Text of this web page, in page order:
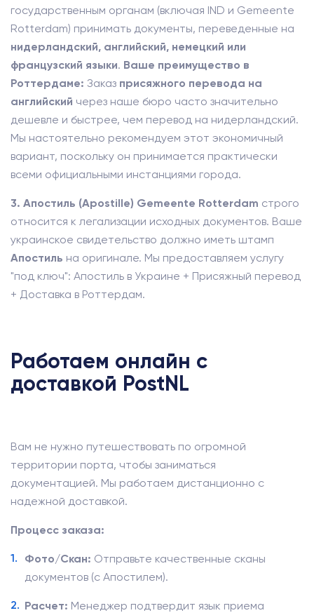
государственным органам (включая IND и Gemeente
Rotterdam) принимать документы, переведенные на
нидерландский, английский, немецкий или
французский языки. Ваше преимущество в
Роттердаме: Заказ присяжного перевода на
английский через наше бюро часто значительно
дешевле и быстрее, чем перевод на нидерландский.
Мы настоятельно рекомендуем этот экономичный
вариант, поскольку он принимается практически
всеми официальными инстанциями города.
3. Апостиль (Apostille) Gemeente Rotterdam строго
относится к легализации исходных документов. Ваше
украинское свидетельство должно иметь штамп
Апостиль на оригинале. Мы предоставляем услугу
"под ключ": Апостиль в Украине + Присяжный перевод
+ Доставка в Роттердам.
Работаем онлайн с
доставкой PostNL
Вам не нужно путешествовать по огромной
территории порта, чтобы заниматься
документацией. Мы работаем дистанционно с
надежной доставкой.
Процесс заказа:
Фото/Скан: Отправьте качественные сканы
документов (с Апостилем).
Расчет: Менеджер подтвердит язык приема